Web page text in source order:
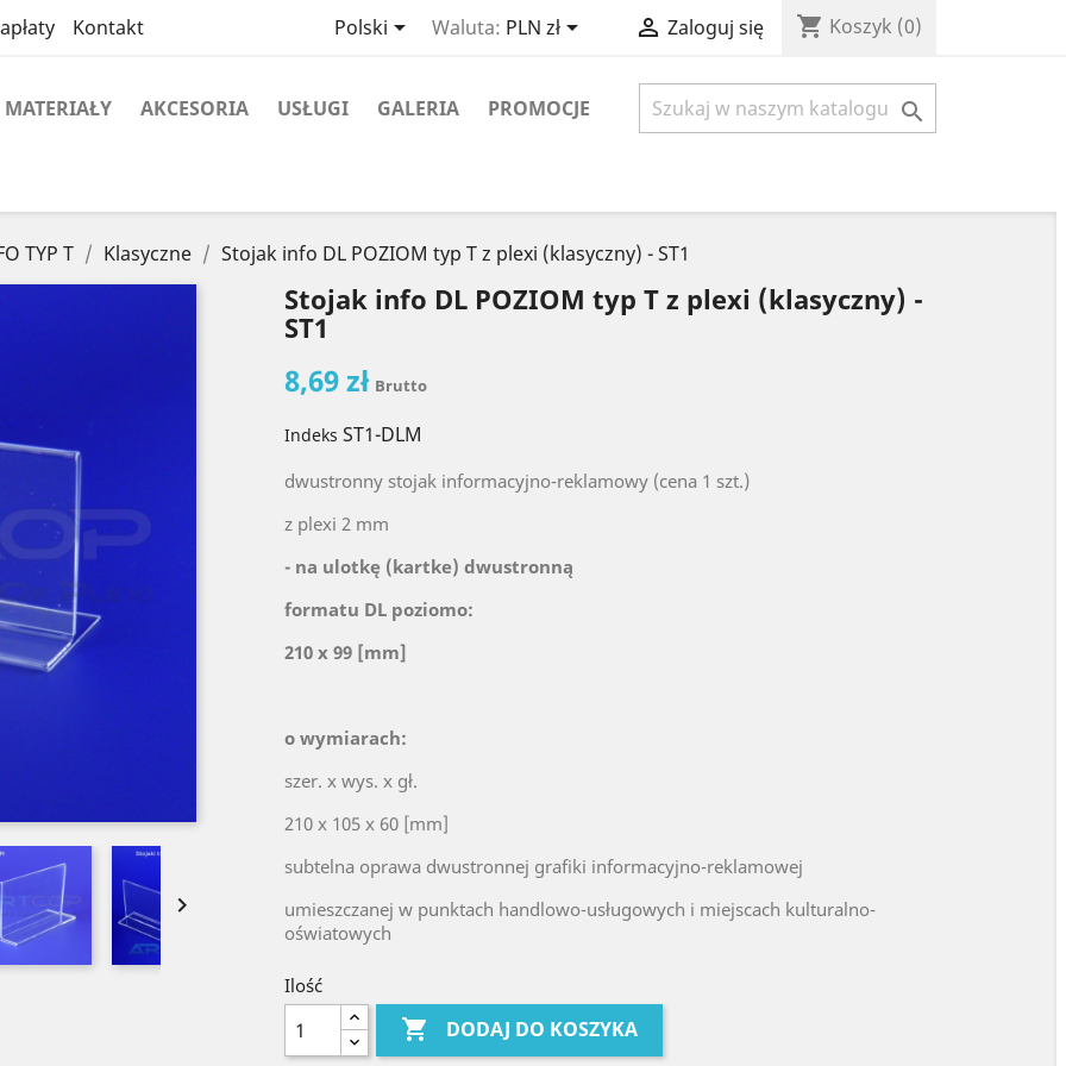
Kontakt Polski Waluta: PLN zł  Zaloguj się shopping_cart Koszyk (0)
MATERIAŁY AKCESORIA USŁUGI GALERIA PROMOCJE 
TYP T Klasyczne Stojak info DL POZIOM typ T z plexi (klasyczny) - ST1

Stojak info DL POZIOM typ T z plexi (klasyczny) -
ST1
8,69 zł Brutto
Indeks ST1-DLM
dwustronny stojak informacyjno-reklamowy (cena 1 szt.)
z plexi 2 mm
- na ulotkę (kartke) dwustronną
formatu DL poziomo:
210 x 99 [mm]
o wymiarach:
szer. x wys. x gł.
210 x 105 x 60 [mm]
subtelna oprawa dwustronnej grafiki informacyjno-reklamowej
umieszczanej w punktach handlowo-usługowych i miejscach kulturalno-
oświatowych
Ilość
 DODAJ DO KOSZYKA